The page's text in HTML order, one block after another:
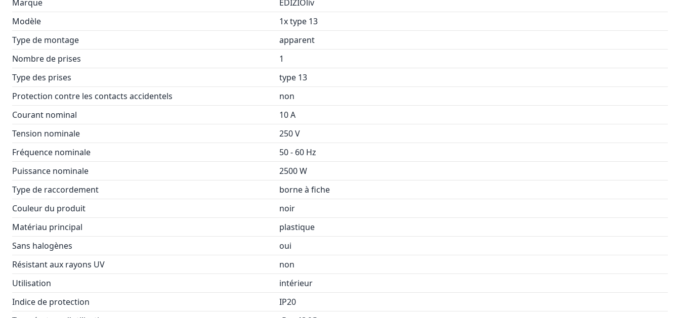
Marque
EDIZIOliv
Modèle
1x type 13
Type de montage
apparent
Nombre de prises
1
Type des prises
type 13
Protection contre les contacts accidentels
non
Courant nominal
10 A
Tension nominale
250 V
Fréquence nominale
50 - 60 Hz
Puissance nominale
2500 W
Type de raccordement
borne à fiche
Couleur du produit
noir
Matériau principal
plastique
Sans halogènes
oui
Résistant aux rayons UV
non
Utilisation
intérieur
Indice de protection
IP20